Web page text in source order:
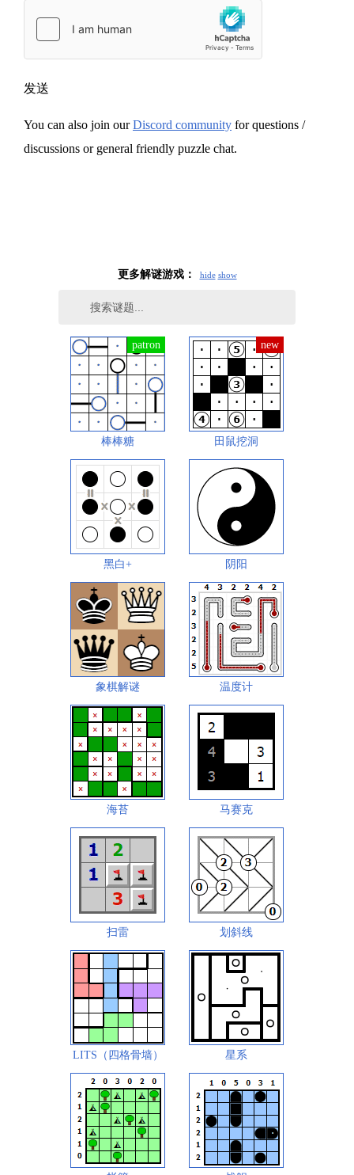
发送
You can also join ourDiscord community for questions /
discussions or general friendly puzzle chat.
更多解谜游戏： hide show
棒棒糖 田鼠挖洞
黑白+ 阴阳
象棋解谜 温度计
海苔 马赛克
扫雷 划斜线
LITS（四格骨墙） 星系